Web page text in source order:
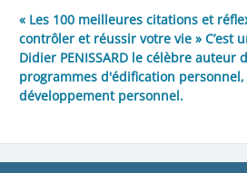
« Les 100 meilleures citations et
contrôler et réussir votre vie » C’est
Didier PENISSARD le célèbre auteur
programmes d'édification personnel,
développement personnel.